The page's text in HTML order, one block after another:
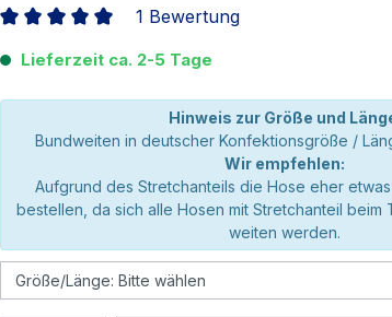
1 Bewertung
Lieferzeit ca. 2-5 Tage
Hinweis zur Größe und
Bundweiten in deutscher Konfektionsgröße /
Wir empfehlen:
Aufgrund des Stretchanteils die Hose eher
bestellen, da sich alle Hosen mit Stretchanteil beim
weiten werden.